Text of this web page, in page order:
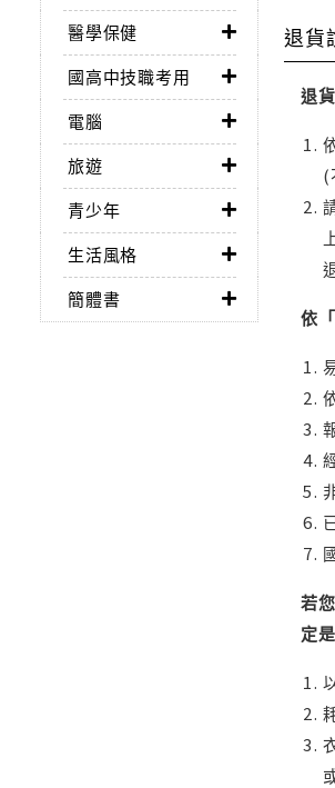
醫學保健
國高中技職考用
電腦
旅遊
青少年
生活風格
簡體書
退貨
退
(
依
若
定